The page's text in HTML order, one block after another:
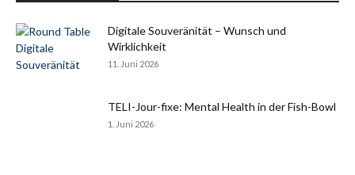
Digitale Souveränität – Wunsch und
Wirklichkeit
11. Juni 2026
TELI-Jour-fixe: Mental Health in der Fish-Bowl
1. Juni 2026